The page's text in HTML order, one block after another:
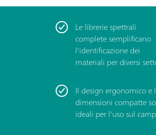
Le librerie spettrali
complete semplificano
l'identificazione dei
materiali per diversi
Il design ergonomico e
dimensioni compatte
ideali per l'uso sul